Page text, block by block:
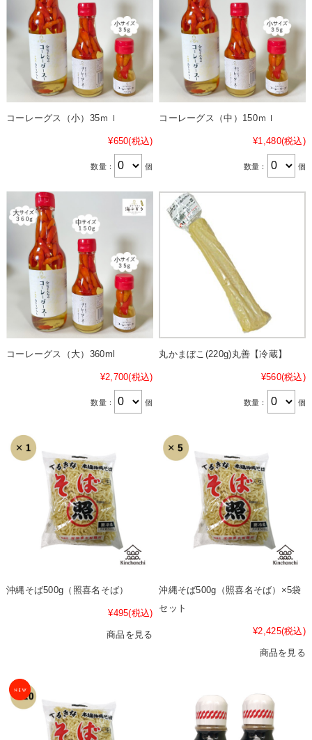
コーレーグス（小）35ｍｌ
¥650(税込)
数量： 個
コーレーグス（中）150ｍｌ
¥1,480(税込)
数量： 個
コーレーグス（大）360ml
¥2,700(税込)
数量： 個
丸かまぼこ(220g)丸善【冷蔵】
¥560(税込)
数量： 個
沖縄そば500g（照喜名そば）
¥495(税込)
商品を見る
沖縄そば500g（照喜名そば）×5袋
セット
¥2,425(税込)
商品を見る